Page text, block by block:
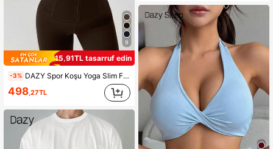
9
15,91TL tasarruf edin
-3% DAZY Spor Koşu Yoga Slim Fit Uzun Kollu Ceket
498 ,27TL